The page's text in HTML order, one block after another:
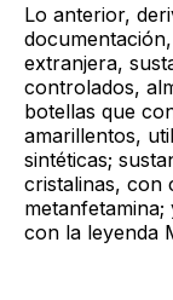
Lo anterior,
extranjera,
controlados,
botellas que
amarillentos,
sintéticas;
cristalinas, con
con la leyenda